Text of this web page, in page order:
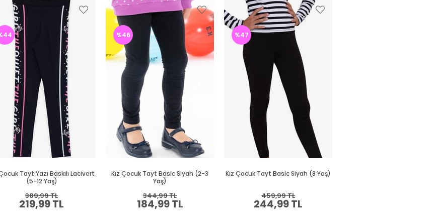
Tayt Yazı Baskılı Lacivert
(5-12 Yaş)
219,99 TL
389,99 TL
Kız Çocuk Tayt Basic Siyah (2-3
Yaş)
184,99 TL
344,99 TL
%46
Kız Çocuk Tayt Basic Siyah (8 Yaş)
244,99 TL
459,99 TL
%47